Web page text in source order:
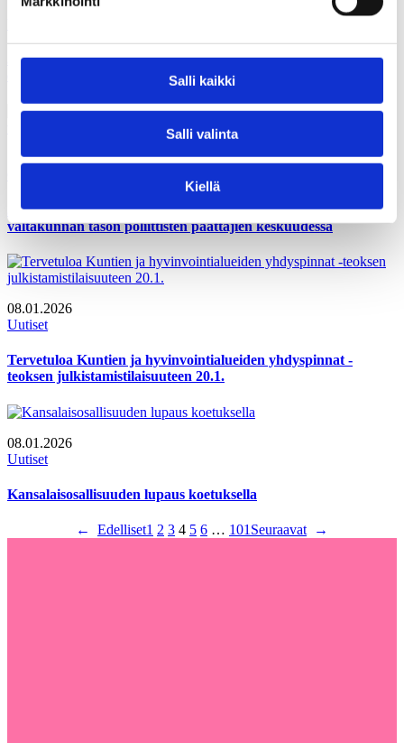
Salli kaikki
Salli valinta
Kiellä
15.01.2026
Julkishallinnon tilintarkastusmarkkinoiden kehittämisessä
10.01.2026
Joka toinen uskoo korruption olevan ainakin melko yleistä
valtakunnan tason poliittisten päättäjien keskuudessa
08.01.2026
Uutiset
Tervetuloa Kuntien ja hyvinvointialueiden yhdyspinnat -
teoksen julkistamistilaisuuteen 20.1.
08.01.2026
Uutiset
Kansalaisosallisuuden lupaus koetuksella
← Edelliset1 2 3 4 5 6 … 101 Seuraavat →